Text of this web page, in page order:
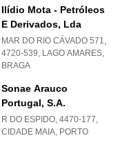
Ilídio Mota - Petróleos
E Derivados, Lda
MAR DO RIO CÁVADO 571,
4720-539, LAGO AMARES,
BRAGA
Sonae Arauco
Portugal, S.a.
R DO ESPIDO, 4470-177,
CIDADE MAIA, PORTO